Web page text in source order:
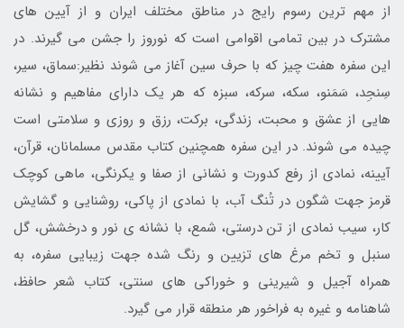
از مهم‌ ترین رسوم رایج در مناطق مختلف ایران و از آیین ‌های
مشترک در بین تمامی اقوامی است که نوروز را جشن می ‌گیرند. در
این سفره هفت چیز که با حرف سین آغاز می ‌شوند نظیر:سماق، سیر،
سِنجِد، سَمَنو، سکه، سرکه، سبزه که هر یک دارای مفاهیم و نشانه
‌هایی از عشق و محبت، زندگی، برکت، رزق و روزی و سلامتی است
چیده می ‌شوند. در این سفره همچنین کتاب مقدس مسلمانان، قرآن،
آیینه، نمادی از رفع کدورت و نشانی از صفا و یکرنگی، ماهی کوچک
قرمز جهت شگون در تُنگ آب، با نمادی از پاکی، روشنایی و گشایش
کار، سیب نمادی از تن ‌درستی، شمع، با نشانه ی نور و درخشش، گل
سنبل و تخم ‌مرغ ‌های تزیین و رنگ شده جهت زیبایی سفره، به
همراه آجیل و شیرینی و خوراکی ‌های سنتی، کتاب شعر حافظ،
شاهنامه و غیره به فراخور هر منطقه قرار می‌ گیرد.